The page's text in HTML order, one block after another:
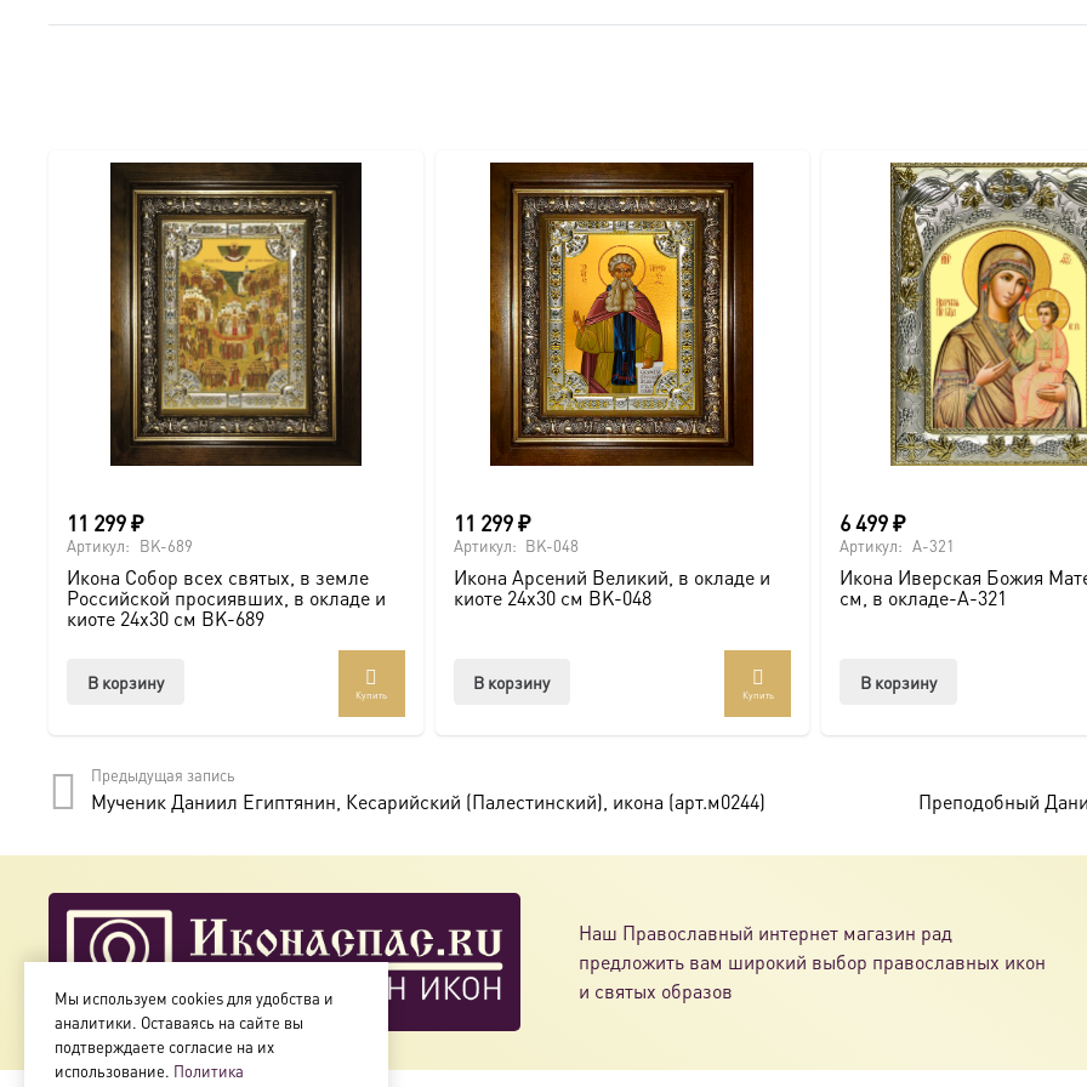
Эта икона станет прекрасным духовным подарком:
● На день Ангела (именины) — в честь небесного покровителя.
● На Крещение ребенка или взрослого.
● На день рождения как символ защиты и заступничества.
● На венчание или годовщину брака (для парных икон или образов покровителей семьи).
● На новоселье для освящения домашнего очага.
Доставка и заказ:
Мы предлагаем купить икону в Москве с доставкой по России. Также можно заказать икону в окладе и киоте.
Доступна в стандартных размерах или может быть изготовлена под заказ по вашим размерам.
Подписывайтесь на нашу группу ВКонтакте:
11 299₽
Артикул: BK-689
Икона Собор всех святых, в земле
Российской просиявших, в окладе и
киоте 24х30 см BK-689
В корзину
Купить
11 299₽
Артикул: BK-048
Икона Арсений Великий, в окладе и
киоте 24х30 см BK-048
В корзину
Купить
6 499₽
Артикул: A-321
Икона Иверская Божия
см, в окладе-A-321
В корзину
Предыдущая запись
Мученик Даниил Египтянин, Кесарийский (Палестинский), икона (арт.м0244) Преподобный
Наш Православный интернет магазин рад
предложить вам широкий выбор православных икон
и святых образов
Мы используем cookies для удобства и
аналитики. Оставаясь на сайте вы
подтверждаете согласие на их
использование. Политика